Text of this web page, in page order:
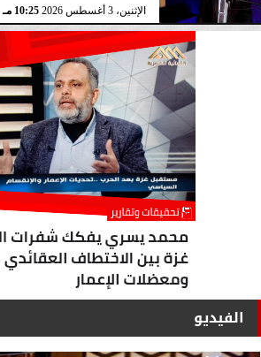
الإثنين، 3 أغسطس 2026 10:25 مـ
الفيديو